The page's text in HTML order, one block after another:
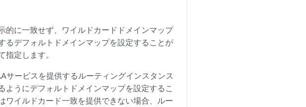
的に一致せず、ワイルドカードドメインマップ
るデフォルトドメインマップを設定することが
指定します。
ービスを提供するルーティングインスタンス
うにデフォルトドメインマップを設定するこ
ワイルドカード一致を提供できない場合、ルー